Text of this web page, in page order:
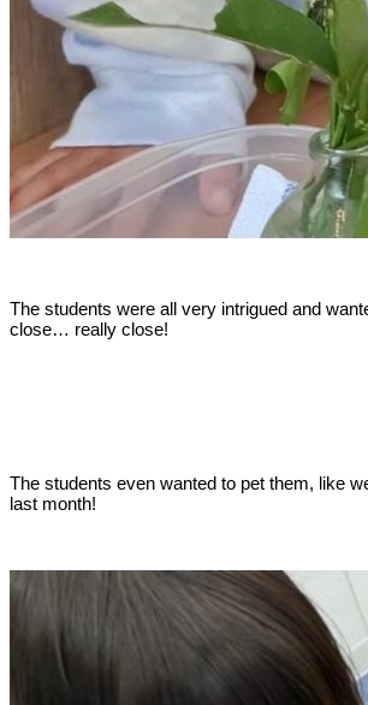
The students were all very intrigued and
close… really close!
The students even wanted to pet them, like
last month!